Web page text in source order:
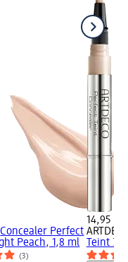
Concealer Perfect
Peach, 1,8 ml
(3)
14,95 €
Teint 7